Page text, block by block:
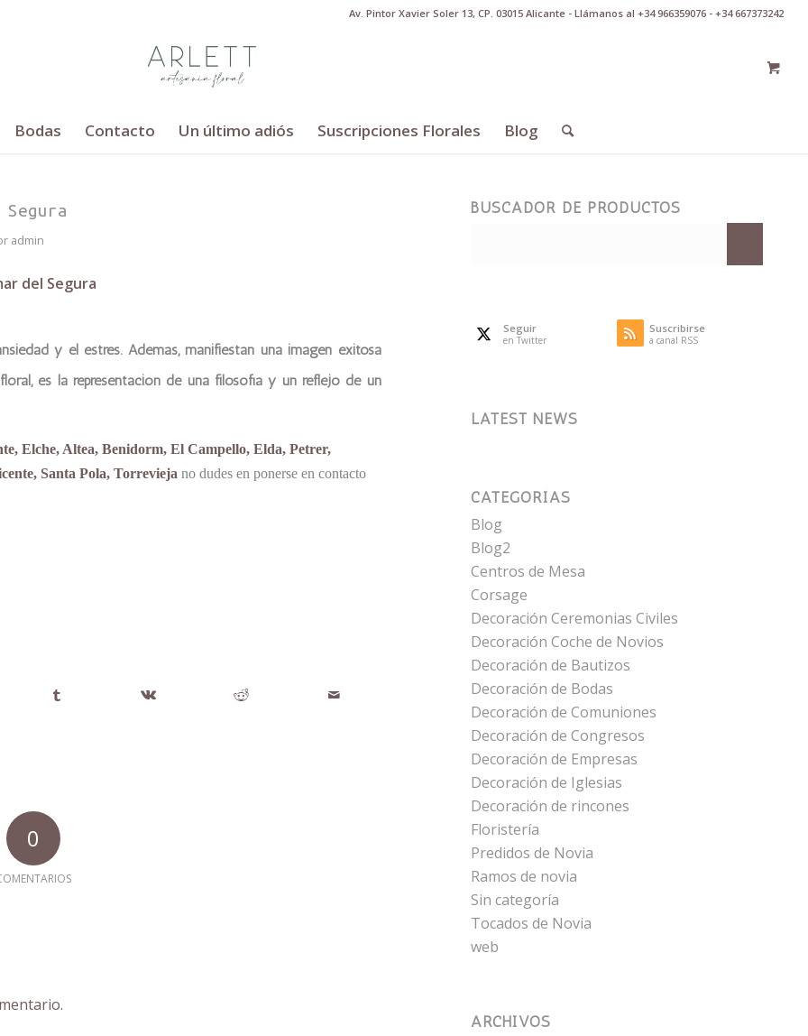
Av. Pintor Xavier Soler 13, CP. 03015 Alicante - Llámanos al +34 966359076 - +34 667373242
Bodas Contacto Un último adiós Suscripciones Florales Blog
admin
del Segura
y el estrés. Además, manifiestan una imagen exitosa
es la representación de una filosofía y un reflejo de un
Elche, Altea, Benidorm, El Campello, Elda, Petrer,
Santa Pola, Torrevieja no dudes en ponerse en contacto
0
BUSCADOR DE PRODUCTOS
Seguir
en Twitter
Suscribirse
a canal RSS
LATEST NEWS
CATEGORÍAS
Blog
Blog2
Centros de Mesa
Corsage
Decoración Ceremonias Civiles
Decoración Coche de Novios
Decoración de Bautizos
Decoración de Bodas
Decoración de Comuniones
Decoración de Congresos
Decoración de Empresas
Decoración de Iglesias
Decoración de rincones
Floristería
Predidos de Novia
Ramos de novia
Sin categoría
Tocados de Novia
web
ARCHIVOS